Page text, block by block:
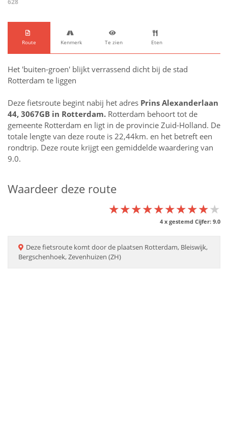
628
Route Kenmerk Te zien Eten
Het 'buiten-groen' blijkt verrassend dicht bij de stad
Rotterdam te liggen
Deze fietsroute begint nabij het adres Prins Alexanderlaan
44, 3067GB in Rotterdam. Rotterdam behoort tot de
gemeente Rotterdam en ligt in de provincie Zuid-Holland. De
totale lengte van deze route is 22,44km. en het betreft een
rondtrip. Deze route krijgt een gemiddelde waardering van
9.0.
Waardeer deze route
★★★★★★★★★★
★★★★★★★★★★
★★★★★★★★★★
4 x gestemd Cijfer: 9.0
Dezefietsroute komt door de plaatsen Rotterdam, Bleiswijk,
Bergschenhoek, Zevenhuizen (ZH)